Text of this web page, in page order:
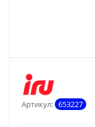
Артикул: 653227